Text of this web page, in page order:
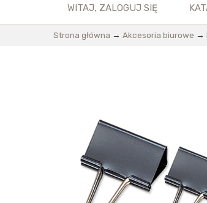
WITAJ, ZALOGUJ SIĘ
Strona główna → Akcesoria biurowe →